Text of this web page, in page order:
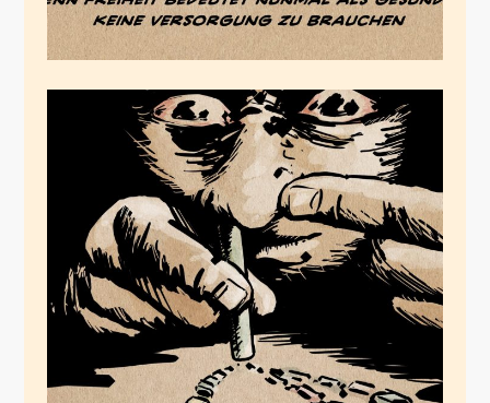
Only one more Lane
September 24, 2022